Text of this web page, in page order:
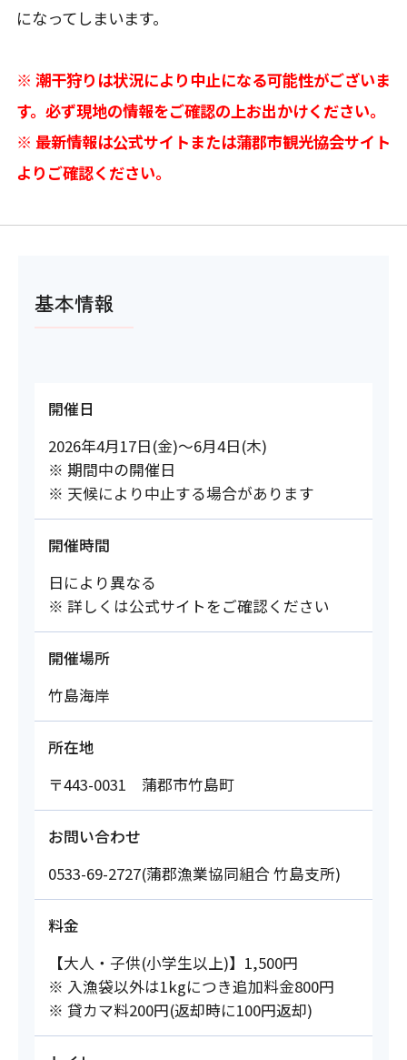
になってしまいます。
※ 潮干狩りは状況により中止になる可能性がございま
す。必ず現地の情報をご確認の上お出かけください。
※ 最新情報は公式サイトまたは蒲郡市観光協会サイト
よりご確認ください。
基本情報
開催日
2026年4月17日(金)～6月4日(木)
※ 期間中の開催日
※ 天候により中止する場合があります
開催時間
日により異なる
※ 詳しくは公式サイトをご確認ください
開催場所
竹島海岸
所在地
〒443-0031 蒲郡市竹島町
お問い合わせ
0533-69-2727(蒲郡漁業協同組合 竹島支所)
料金
【大人・子供(小学生以上)】1,500円
※ 入漁袋以外は1kgにつき追加料金800円
※ 貸カマ料200円(返却時に100円返却)